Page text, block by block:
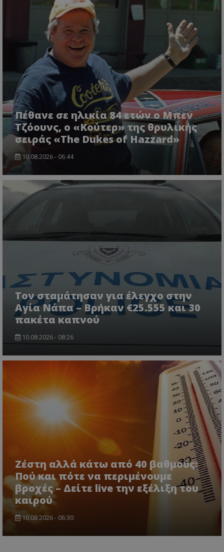
Πέθανε σε ηλικία 84 ετών ο Μπεν
Τζόουνς, ο «Κούτερ» της θρυλικής
σειράς «The Dukes of Hazzard»
10.08.2026 - 06:44
Τον σταμάτησαν για έλεγχο στην
Αγία Νάπα – Βρήκαν €25.555 και 30
πακέτα καπνού
10.08.2026 - 08:26
Ζέστη αλλά κάτω από 40 βαθμούς:
Πού και πότε να περιμένουμε
βροχές – Δείτε live την εξέλιξη του
καιρού
10.08.2026 - 06:30